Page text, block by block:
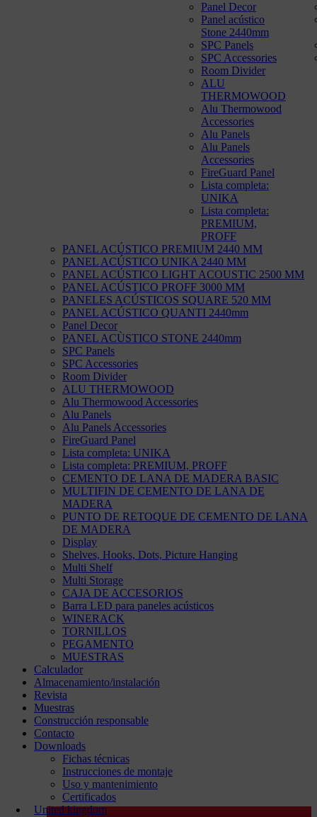
Panel Decor
Panel acústico
Stone 2440mm
SPC Panels
SPC Accessories
Room Divider
ALU
THERMOWOOD
Alu Thermowood
Accessories
Alu Panels
Alu Panels
Accessories
FireGuard Panel
Lista completa:
UNIKA
Lista completa:
PREMIUM,
PROFF
PANEL ACÚSTICO PREMIUM 2440 MM
PANEL ACÚSTICO UNIKA 2440 MM
PANEL ACÚSTICO LIGHT ACOUSTIC 2500 MM
PANEL ACÚSTICO PROFF 3000 MM
PANELES ACÚSTICOS SQUARE 520 MM
PANEL ACÚSTICO QUANTI 2440mm
Panel Decor
PANEL ACÙSTICO STONE 2440mm
SPC Panels
SPC Accessories
Room Divider
ALU THERMOWOOD
Alu Thermowood Accessories
Alu Panels
Alu Panels Accessories
FireGuard Panel
Lista completa: UNIKA
Lista completa: PREMIUM, PROFF
CEMENTO DE LANA DE MADERA BASIC
MULTIFIN DE CEMENTO DE LANA DE
MADERA
PUNTO DE RETOQUE DE CEMENTO DE LANA
DE MADERA
Display
Shelves, Hooks, Dots, Picture Hanging
Multi Shelf
Multi Storage
CAJA DE ACCESORIOS
Barra LED para paneles acústicos
WINERACK
TORNILLOS
PEGAMENTO
MUESTRAS
Calculador
Almacenamiento/instalación
Revista
Muestras
Construcción responsable
Contacto
Downloads
Fichas técnicas
Instrucciones de montaje
Uso y mantenimiento
Certificados
United kingdom